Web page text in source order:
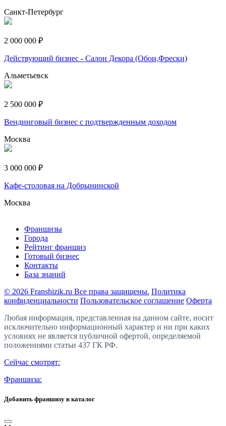
Санкт-Петербург
2 000 000 ₽
Действующий бизнес - Салон Декора (Обои,Фрески)
Альметьевск
2 500 000 ₽
Вендинговый бизнес с подтвержденным доходом
Москва
3 000 000 ₽
Кафе-столовая на Добрынинской
Москва
Франшизы
Города
Рейтинг франшиз
Готовый бизнес
Контакты
База знаний
© 2026 Franshizik.ru Все права защищены. Политика
конфиденциальности Пользовательское соглашение Оферта
Любая информация, представленная на данном сайте, носит
исключительно информационный характер и ни при каких
условиях не является публичной офертой, определяемой
положениями статьи 437 ГК РФ.
Сейчас смотрят:
Франшиза:
Добавить франшизу в каталог